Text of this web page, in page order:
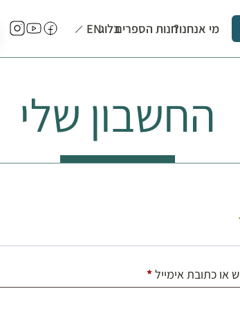
מי אנחנו?חנות הספריםבלוגEN
החשבון שלי
כתובת אימייל*חובה